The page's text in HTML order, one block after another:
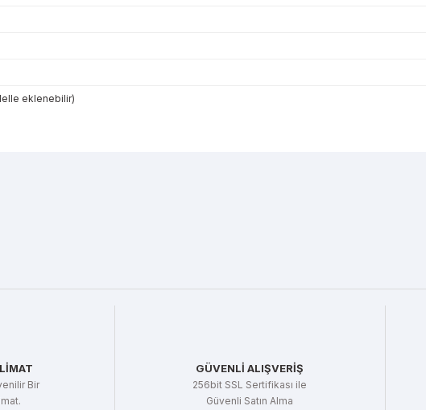
eklenebilir)
Bir
GÜVENLİ ALIŞVERİŞ
256bit SSL Sertifikası ile
Güvenli Satın Alma